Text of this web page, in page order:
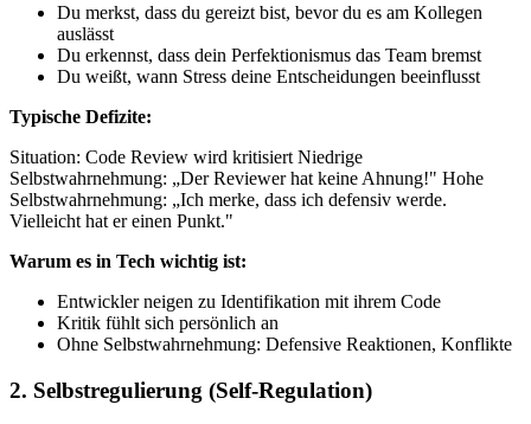
Du merkst, dass du gereizt bist, bevor du es am Kollegen
auslässt
Du erkennst, dass dein Perfektionismus das Team bremst
Du weißt, wann Stress deine Entscheidungen beeinflusst
Typische Defizite:
Situation: Code Review wird kritisiert Niedrige
Selbstwahrnehmung: „Der Reviewer hat keine Ahnung!" Hohe
Selbstwahrnehmung: „Ich merke, dass ich defensiv werde.
Vielleicht hat er einen Punkt."
Warum es in Tech wichtig ist:
Entwickler neigen zu Identifikation mit ihrem Code
Kritik fühlt sich persönlich an
Ohne Selbstwahrnehmung: Defensive Reaktionen, Konflikte
2. Selbstregulierung (Self-Regulation)